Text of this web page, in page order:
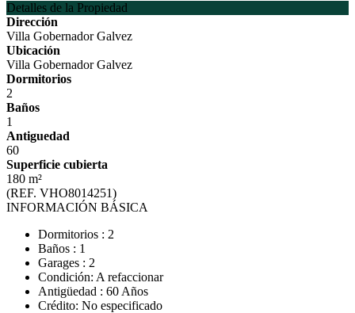
Detalles de la Propiedad
Dirección
Villa Gobernador Galvez
Ubicación
Villa Gobernador Galvez
Dormitorios
2
Baños
1
Antiguedad
60
Superficie cubierta
180 m²
(REF. VHO8014251)
INFORMACIÓN BÁSICA
Dormitorios : 2
Baños : 1
Garages : 2
Condición: A refaccionar
Antigüedad : 60 Años
Crédito: No especificado